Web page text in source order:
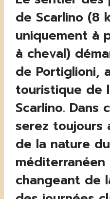
de Scarlino (8
uniquement à
à cheval)
de Portiglioni,
touristique de
Scarlino. Dans
serez toujours
de la nature
changeant de